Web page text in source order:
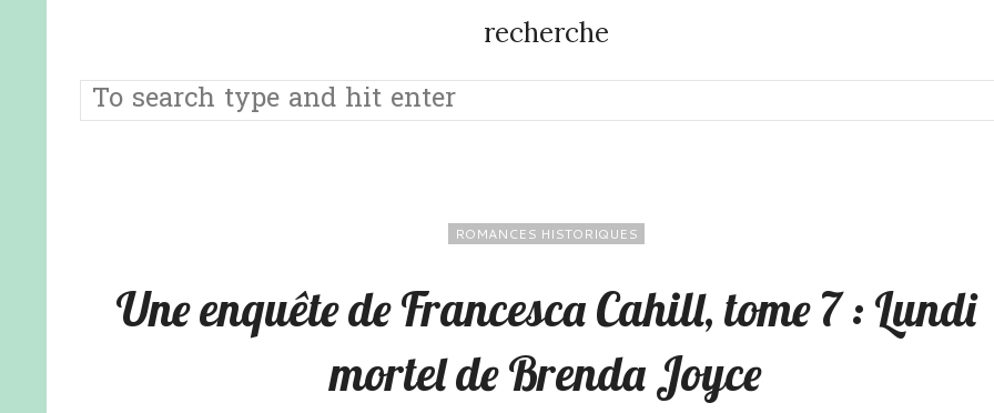
recherche
ROMANCES HISTORIQUES
Une enquête de Francesca Cahill, tome 7 : Lundi
mortel de Brenda Joyce